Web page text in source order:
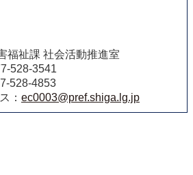
福祉課 社会活動推進室
528-3541
528-4853
： ec0003@pref.shiga.lg.jp